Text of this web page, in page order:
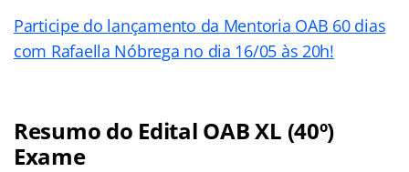
Participe do lançamento da Mentoria OAB 60 dias
com Rafaella Nóbrega no dia 16/05 às 20h!
Resumo do Edital OAB XL (40º)
Exame